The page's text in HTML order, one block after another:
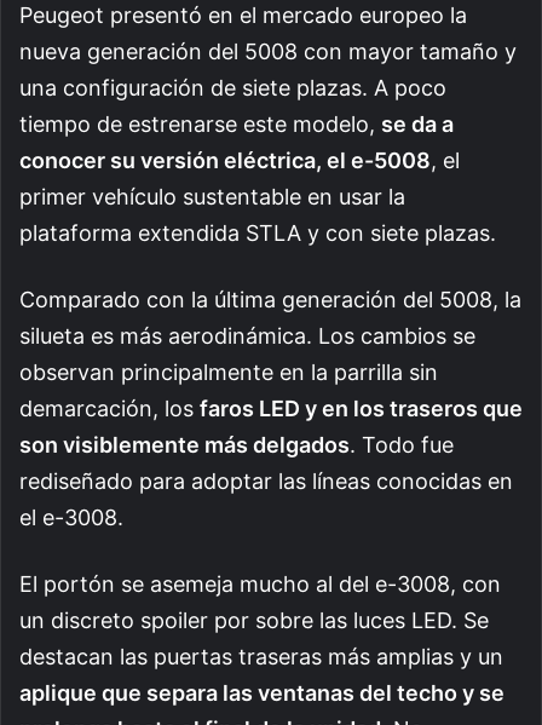
Peugeot presentó en el mercado europeo la
nueva generación del 5008 con mayor tamaño y
una configuración de siete plazas. A poco
tiempo de estrenarse este modelo, se da a
conocer su versión eléctrica, el e-5008, el
primer vehículo sustentable en usar la
plataforma extendida STLA y con siete plazas.
Comparado con la última generación del 5008, la
silueta es más aerodinámica. Los cambios se
observan principalmente en la parrilla sin
demarcación, los faros LED y en los traseros que
son visiblemente más delgados. Todo fue
rediseñado para adoptar las líneas conocidas en
el e-3008.
El portón se asemeja mucho al del e-3008, con
un discreto spoiler por sobre las luces LED. Se
destacan las puertas traseras más amplias y un
aplique que separa las ventanas del techo y se